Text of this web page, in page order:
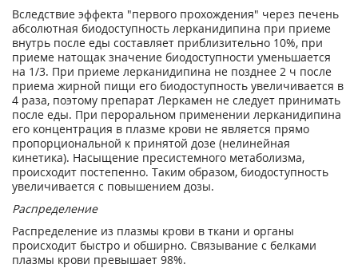
Вследствие эффекта "первого прохождения" через печень
абсолютная биодоступность лерканидипина при приеме
внутрь после еды составляет приблизительно 10%, при
приеме натощак значение биодоступности уменьшается
на 1/3. При приеме лерканидипина не позднее 2 ч после
приема жирной пищи его биодоступность увеличивается в
4 раза, поэтому препарат Леркамен не следует принимать
после еды. При пероральном применении лерканидипина
его концентрация в плазме крови не является прямо
пропорциональной к принятой дозе (нелинейная
кинетика). Насыщение пресистемного метаболизма,
происходит постепенно. Таким образом, биодоступность
увеличивается с повышением дозы.
Распределение
Распределение из плазмы крови в ткани и органы
происходит быстро и обширно. Связывание с белками
плазмы крови превышает 98%.